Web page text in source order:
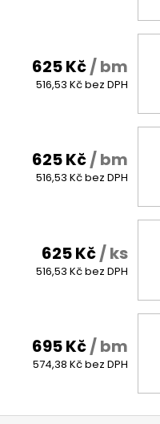
625 Kč/ bm
516,53 Kč bez DPH
625 Kč/ bm
516,53 Kč bez DPH
625 Kč/ ks
516,53 Kč bez DPH
695 Kč/ bm
574,38 Kč bez DPH